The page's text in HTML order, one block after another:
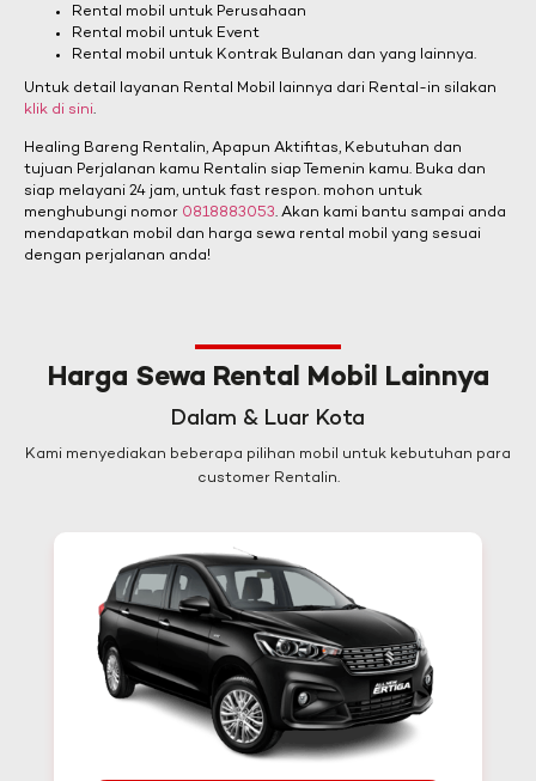
Rental mobil untuk Perusahaan
Rental mobil untuk Event
Rental mobil untuk Kontrak Bulanan dan yang lainnya.
Untuk detail layanan Rental Mobil lainnya dari Rental-in silakan
klik di sini.
Healing Bareng Rentalin, Apapun Aktifitas, Kebutuhan dan
tujuan Perjalanan kamu Rentalin siap Temenin kamu. Buka dan
siap melayani 24 jam, untuk fast respon. mohon untuk
menghubungi nomor 0818883053. Akan kami bantu sampai anda
mendapatkan mobil dan harga sewa rental mobil yang sesuai
dengan perjalanan anda!
Harga Sewa Rental Mobil Lainnya
Dalam & Luar Kota
Kami menyediakan beberapa pilihan mobil untuk kebutuhan para
customer Rentalin.